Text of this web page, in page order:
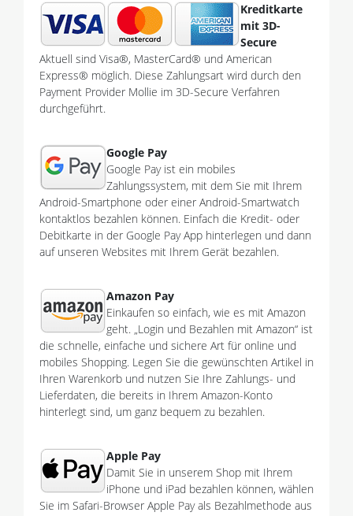
Kreditkarte
mit 3D-
Secure
Aktuell sind Visa®, MasterCard® und American
Express® möglich. Diese Zahlungsart wird durch den
Payment Provider Mollie im 3D-Secure Verfahren
durchgeführt.
Google Pay
Google Pay ist ein mobiles
Zahlungssystem, mit dem Sie mit Ihrem
Android-Smartphone oder einer Android-Smartwatch
kontaktlos bezahlen können. Einfach die Kredit- oder
Debitkarte in der Google Pay App hinterlegen und dann
auf unseren Websites mit Ihrem Gerät bezahlen.
Amazon Pay
Einkaufen so einfach, wie es mit Amazon
geht. „Login und Bezahlen mit Amazon“ ist
die schnelle, einfache und sichere Art für online und
mobiles Shopping. Legen Sie die gewünschten Artikel in
Ihren Warenkorb und nutzen Sie Ihre Zahlungs- und
Lieferdaten, die bereits in Ihrem Amazon-Konto
hinterlegt sind, um ganz bequem zu bezahlen.
Apple Pay
Damit Sie in unserem Shop mit Ihrem
iPhone und iPad bezahlen können, wählen
Sie im Safari-Browser Apple Pay als Bezahlmethode aus